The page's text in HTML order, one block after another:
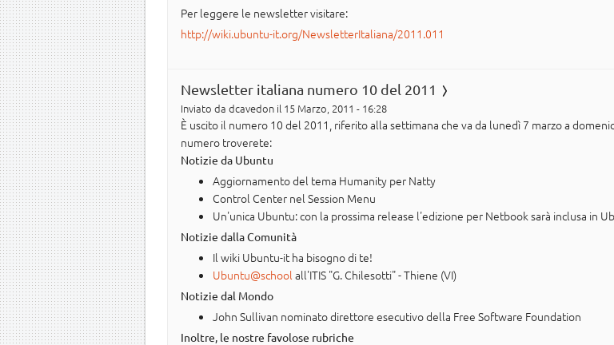
Per leggere le newsletter visitare:
http://wiki.ubuntu-it.org/NewsletterItaliana/2011.011
Newsletter italiana numero 10 del 2011
Inviato da dcavedon il 15 Marzo, 2011 - 16:28
È uscito il numero 10 del 2011, riferito alla settimana che va da lunedì 7 marzo a
numero troverete:
Notizie da Ubuntu
Aggiornamento del tema Humanity per Natty
Control Center nel Session Menu
Un'unica Ubuntu: con la prossima release l'edizione per Netbook sarà inclusa in
Notizie dalla Comunità
Il wiki Ubuntu-it ha bisogno di te!
Ubuntu@school all'ITIS "G. Chilesotti" - Thiene (VI)
Notizie dal Mondo
John Sullivan nominato direttore esecutivo della Free Software Foundation
Inoltre, le nostre favolose rubriche